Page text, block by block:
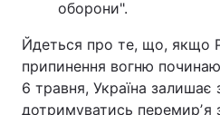
оборони".
Йдеться про те, що, якщо
припинення вогню
6 травня, Україна
дотримуватись перемирʼя